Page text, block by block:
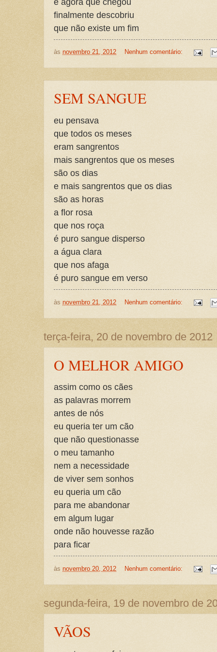
finalmente descobriu
que não existe um fim
às novembro 21, 2012 Nenhum comentário:
SEM SANGUE
eu pensava
que todos os meses
eram sangrentos
mais sangrentos que os meses
são os dias
e mais sangrentos que os dias
são as horas
a flor rosa
que nos roça
é puro sangue disperso
a água clara
que nos afaga
é puro sangue em verso
às novembro 21, 2012 Nenhum comentário:
terça-feira, 20 de novembro de 2012
O MELHOR AMIGO
assim como os cães
as palavras morrem
antes de nós
eu queria ter um cão
que não questionasse
o meu tamanho
nem a necessidade
de viver sem sonhos
eu queria um cão
para me abandonar
em algum lugar
onde não houvesse razão
para ficar
às novembro 20, 2012 Nenhum comentário:
segunda-feira, 19 de novembro de
VÃOS